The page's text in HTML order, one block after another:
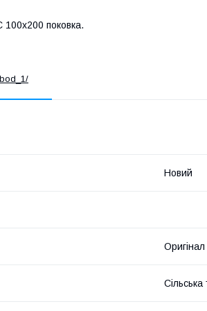
поковка.
Новий
Оригінал
Сільська